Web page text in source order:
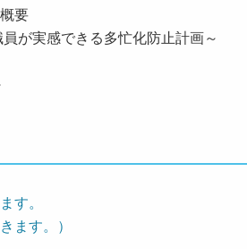
要
感できる多忙化防止計画～
す。
ます。）